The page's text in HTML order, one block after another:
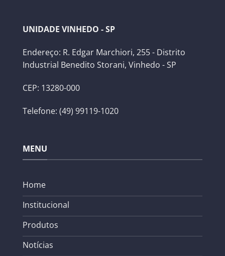
UNIDADE VINHEDO - SP
Endereço: R. Edgar Marchiori, 255 - Distrito
Industrial Benedito Storani, Vinhedo - SP
CEP: 13280-000
Telefone: (49) 99119-1020
MENU
Home
Institucional
Produtos
Notícias